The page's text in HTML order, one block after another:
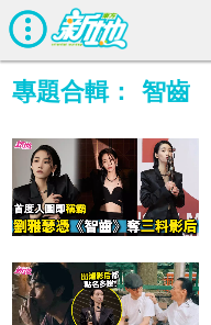
專題合輯： 智齒